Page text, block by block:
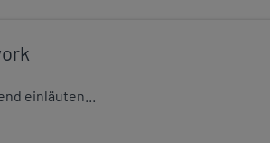
einläuten...